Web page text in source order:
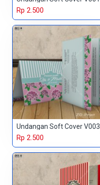
Rp 2.500
Undangan Soft Cover V003
Rp 2.500